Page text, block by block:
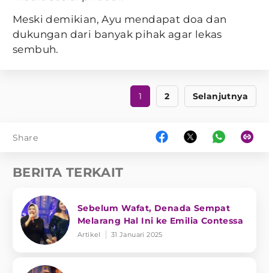
Meski demikian, Ayu mendapat doa dan
dukungan dari banyak pihak agar lekas
sembuh.
1 2 Selanjutnya
Share
BERITA TERKAIT
Sebelum Wafat, Denada Sempat
Melarang Hal Ini ke Emilia Contessa
Artikel 31 Januari 2025